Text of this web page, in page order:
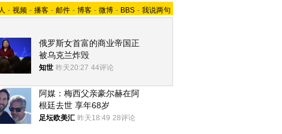
- 视频 - 播客 - 邮件 - 博客 - 微博 - BBS - 我说两句
俄罗斯女首富的商业帝国正
被乌克兰炸毁
知世 昨天20:27 44评论
阿媒：梅西父亲豪尔赫在阿
根廷去世 享年68岁
足坛欧美汇 昨天18:49 28评论